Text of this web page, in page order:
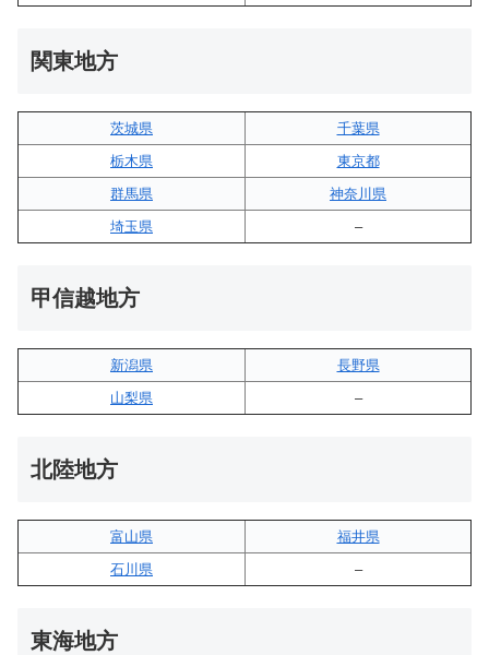
関東地方
茨城県
千葉県
栃木県
東京都
群馬県
神奈川県
埼玉県
–
甲信越地方
新潟県
長野県
山梨県
–
北陸地方
富山県
福井県
石川県
–
東海地方